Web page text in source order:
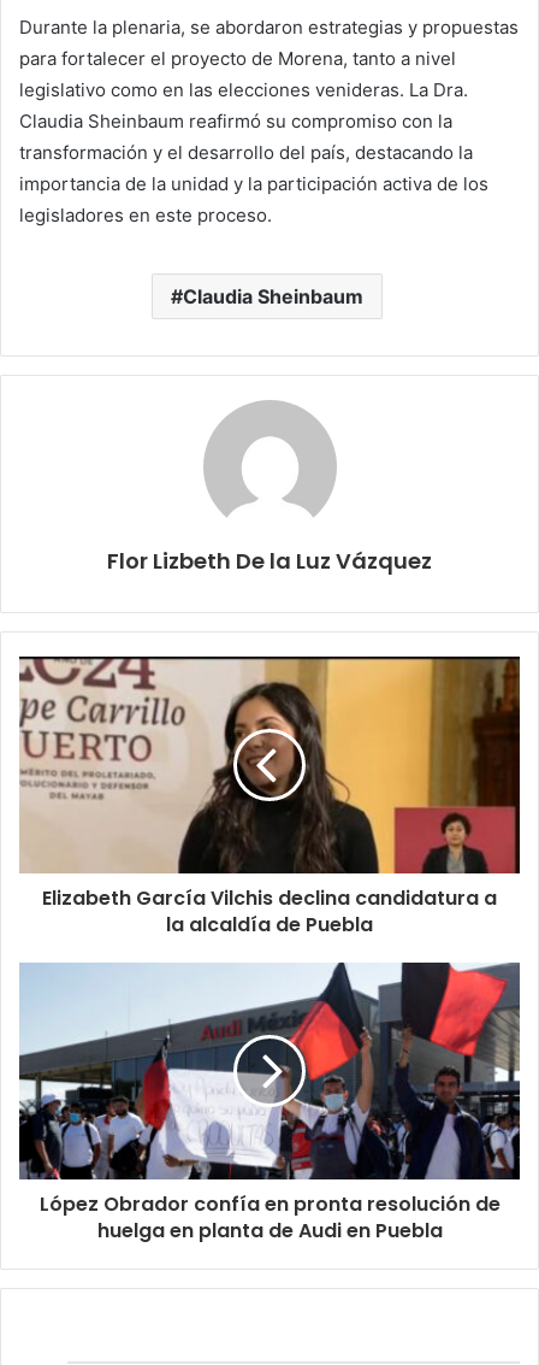
Durante la plenaria, se abordaron estrategias y propuestas
para fortalecer el proyecto de Morena, tanto a nivel
legislativo como en las elecciones venideras. La Dra.
Claudia Sheinbaum reafirmó su compromiso con la
transformación y el desarrollo del país, destacando la
importancia de la unidad y la participación activa de los
legisladores en este proceso.
Claudia Sheinbaum
Flor Lizbeth De la Luz Vázquez
Elizabeth García Vilchis declina candidatura a
la alcaldía de Puebla
López Obrador confía en pronta resolución de
huelga en planta de Audi en Puebla